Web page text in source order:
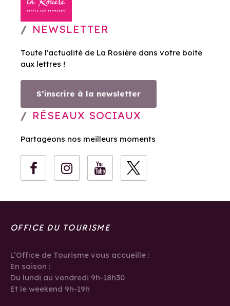
NEWSLETTER
Toute l’actualité de La Rosière dans votre boite
aux lettres !
S’inscrire à la newsletter
RÉSEAUX SOCIAUX
Partageons nos meilleurs moments
OFFICE DU TOURISME
L’Office de Tourisme vous accueille :
En saison :
Du lundi au vendredi 9h-18h30
Et le weekend 9h-19h